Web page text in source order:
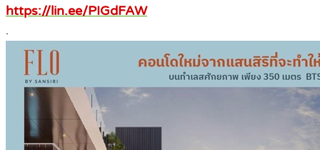
https://lin.ee/PIGdFAW
.